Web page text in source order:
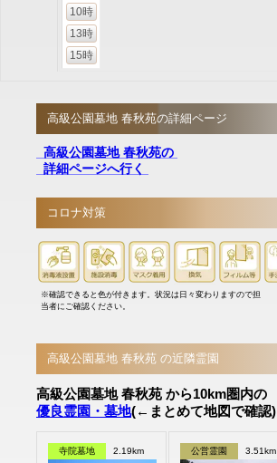
10時
13時
15時
高級公園墓地 春秋苑の詳細ページ
高級公園墓地 春秋苑の
詳細ページへ行く
コロナ対策
※確認できると色が付きます。状況は日々変わりますので担
当者にご確認ください。
高級公園墓地 春秋苑 の近隣霊園
高級公園墓地 春秋苑 から10km圏内の
優良霊園・墓地(←まとめて地図で確認)
寺院墓地 2.19km 公営霊園 3.51km